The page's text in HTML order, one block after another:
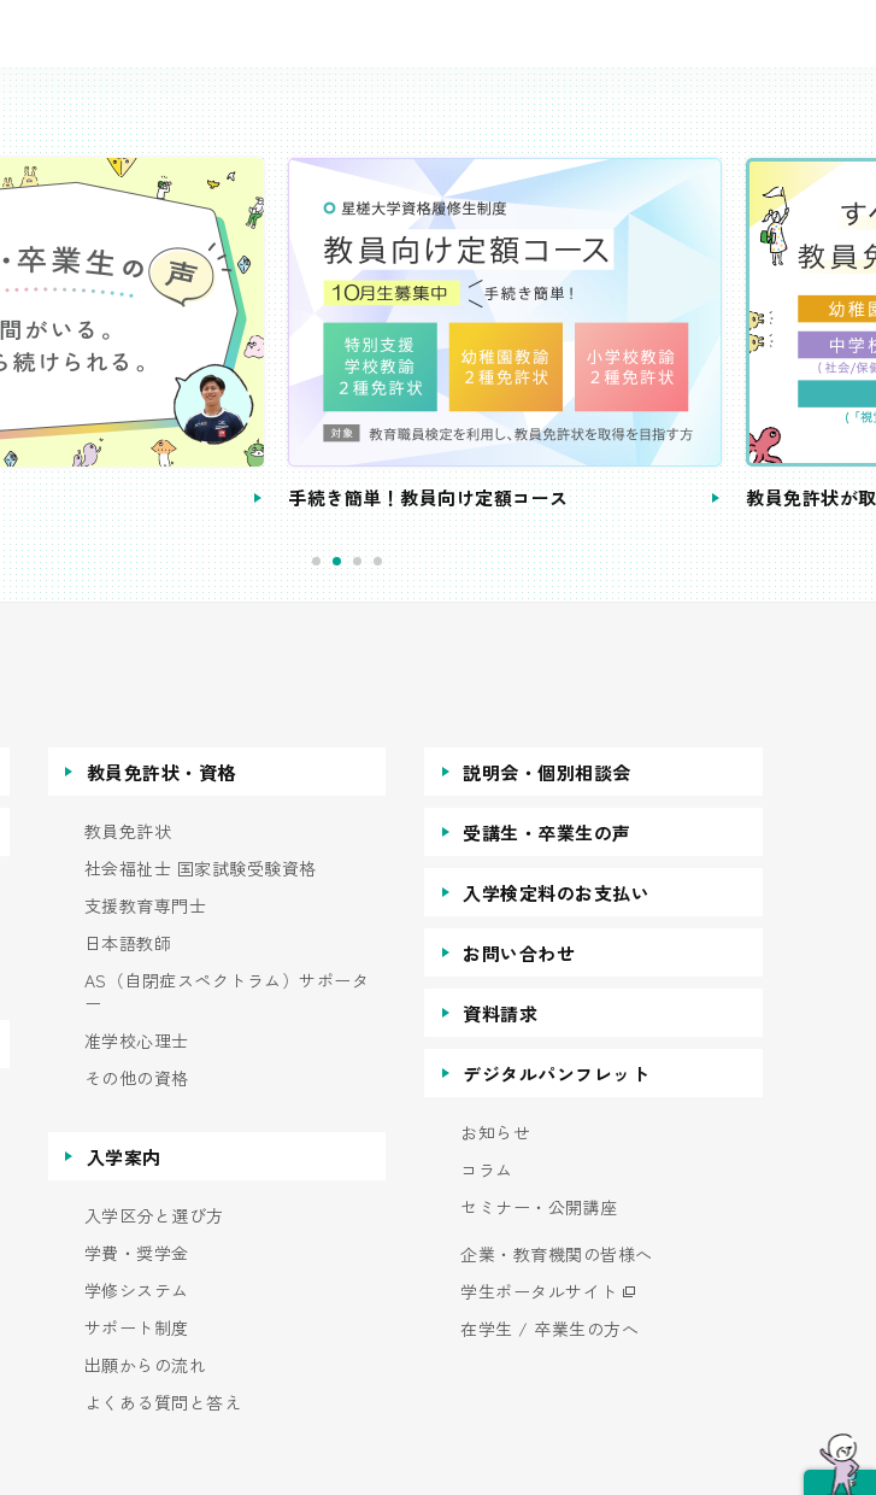
手続き簡単！教員向け定額コース 教員免許状が
教員免許状・資格
教員免許状
社会福祉士 国家試験受験資格
支援教育専門士
日本語教師
AS（自閉症スペクトラム）サポータ
ー
准学校心理士
その他の資格
入学案内
入学区分と選び方
学費・奨学金
学修システム
サポート制度
出願からの流れ
よくある質問と答え
説明会・個別相談会
受講生・卒業生の声
入学検定料のお支払い
お問い合わせ
資料請求
デジタルパンフレット
お知らせ
コラム
セミナー・公開講座
企業・教育機関の皆様へ
学生ポータルサイト
在学生 / 卒業生の方へ